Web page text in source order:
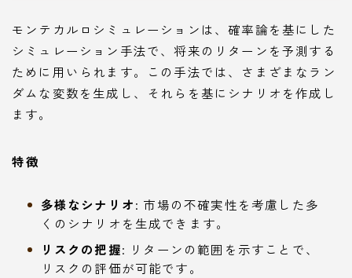
モンテカルロシミュレーションは、確率論を基にした
シミュレーション手法で、将来のリターンを予測する
ために用いられます。この手法では、さまざまなラン
ダムな変数を生成し、それらを基にシナリオを作成し
ます。
特徴
多様なシナリオ: 市場の不確実性を考慮した多
くのシナリオを生成できます。
リスクの把握: リターンの範囲を示すことで、
リスクの評価が可能です。